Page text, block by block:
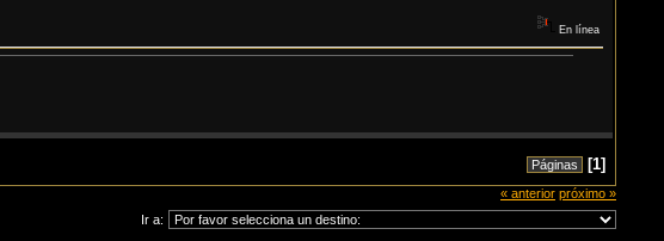
En línea
Páginas [1]
« anterior próximo »
Ir a: